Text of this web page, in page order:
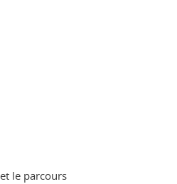
et le parcours